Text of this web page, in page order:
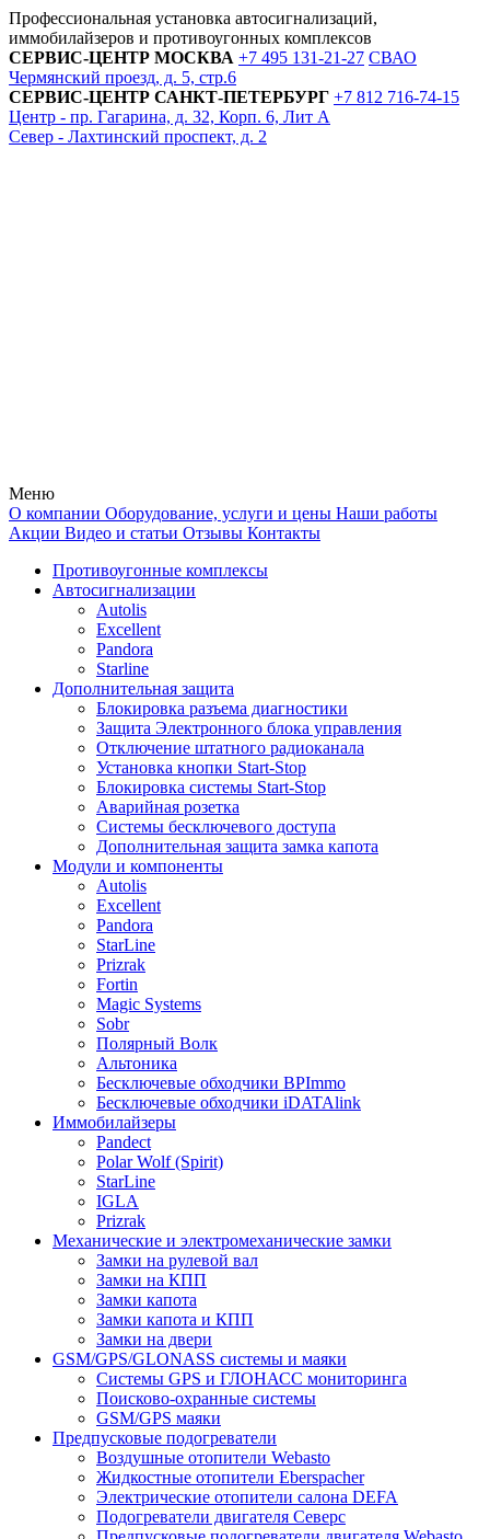
Профессиональная установка автосигнализаций,
иммобилайзеров и противоугонных комплексов
СЕРВИС-ЦЕНТР МОСКВА +7 495 131-21-27 СВАО
Чермянский проезд, д. 5, стр.6
СЕРВИС-ЦЕНТР САНКТ-ПЕТЕРБУРГ +7 812 716-74-15
Центр - пр. Гагарина, д. 32, Корп. 6, Лит А
Север - Лахтинский проспект, д. 2
Меню
О компании Оборудование, услуги и цены Наши работы
Акции Видео и статьи Отзывы Контакты
Противоугонные комплексы
Автосигнализации
Autolis
Excellent
Pandora
Starline
Дополнительная защита
Блокировка разъема диагностики
Защита Электронного блока управления
Отключение штатного радиоканала
Установка кнопки Start-Stop
Блокировка системы Start-Stop
Аварийная розетка
Системы бесключевого доступа
Дополнительная защита замка капота
Модули и компоненты
Autolis
Excellent
Pandora
StarLine
Prizrak
Fortin
Magic Systems
Sobr
Полярный Волк
Альтоника
Бесключевые обходчики BPImmo
Бесключевые обходчики iDATAlink
Иммобилайзеры
Pandect
Polar Wolf (Spirit)
StarLine
IGLA
Prizrak
Механические и электромеханические замки
Замки на рулевой вал
Замки на КПП
Замки капота
Замки капота и КПП
Замки на двери
GSM/GPS/GLONASS системы и маяки
Системы GPS и ГЛОНАСС мониторинга
Поисково-охранные системы
GSM/GPS маяки
Предпусковые подогреватели
Воздушные отопители Webasto
Жидкостные отопители Eberspacher
Электрические отопители салона DEFA
Подогреватели двигателя Северс